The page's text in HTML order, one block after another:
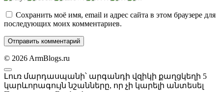
Сохранить моё имя, email и адрес сайта в этом браузере для
последующих моих комментариев.
© 2026 ArmBlogs.ru
Լուռ մարդասպանի՝ արգանդի վզիկի քաղցկեղի 5
կարևորագույն նշանները, որ չի կարելի անտեսել